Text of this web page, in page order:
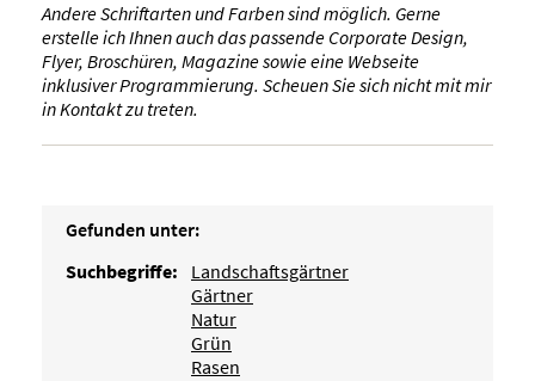
Andere Schriftarten und Farben sind möglich. Gerne
erstelle ich Ihnen auch das passende Corporate Design,
Flyer, Broschüren, Magazine sowie eine Webseite
inklusiver Programmierung. Scheuen Sie sich nicht mit mir
in Kontakt zu treten.
Gefunden unter:
Suchbegriffe:
Landschaftsgärtner
Gärtner
Natur
Grün
Rasen